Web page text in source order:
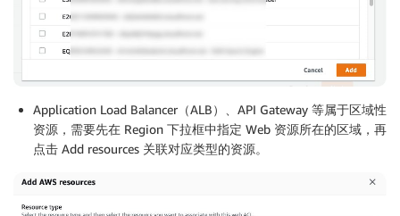
Application Load Balancer（ALB）、API Gateway 等属于区域性
资源，需要先在 Region 下拉框中指定 Web 资源所在的区域，再
点击 Add resources 关联对应类型的资源。